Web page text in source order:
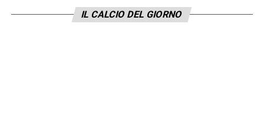
adatti al gioco di Palladino. Staremo a vedere
IL CALCIO DEL GIORNO